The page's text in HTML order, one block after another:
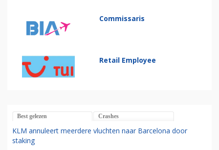
Commissaris
Retail Employee
Best gelezen Crashes
KLM annuleert meerdere vluchten naar Barcelona door
staking